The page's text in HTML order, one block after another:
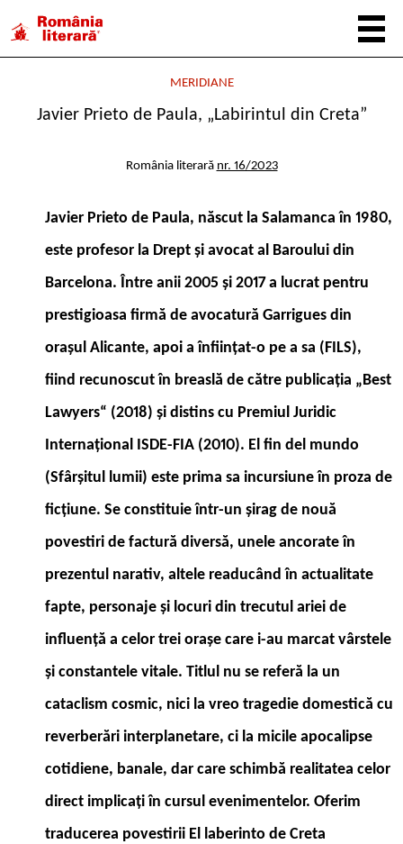
MERIDIANE
Javier Prieto de Paula, „Labirintul din Creta”
România literară nr. 16/2023
Javier Prieto de Paula, născut la Salamanca în 1980,
este profesor la Drept şi avocat al Baroului din
Barcelona. Între anii 2005 şi 2017 a lucrat pentru
prestigioasa firmă de avocatură Garrigues din
oraşul Alicante, apoi a înfiinţat-o pe a sa (FILS),
fiind recunoscut în breaslă de către publicaţia „Best
Lawyers“ (2018) şi distins cu Premiul Juridic
Internaţional ISDE-FIA (2010). El fin del mundo
(Sfârşitul lumii) este prima sa incursiune în proza de
ficţiune. Se constituie într-un şirag de nouă
povestiri de factură diversă, unele ancorate în
prezentul narativ, altele readucând în actualitate
fapte, personaje şi locuri din trecutul ariei de
influenţă a celor trei oraşe care i-au marcat vârstele
şi constantele vitale. Titlul nu se referă la un
cataclism cosmic, nici la vreo tragedie domestică cu
reverberări interplanetare, ci la micile apocalipse
cotidiene, banale, dar care schimbă realitatea celor
direct implicaţi în cursul evenimentelor. Oferim
traducerea povestirii El laberinto de Creta